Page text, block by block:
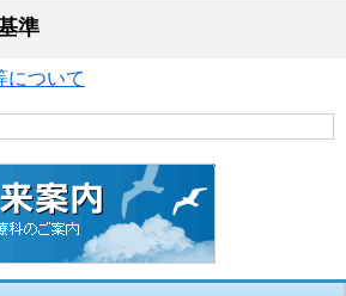
準
について